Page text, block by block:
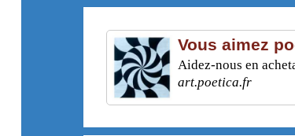
Vous aimez
Aidez-nous en
art.poetica.fr